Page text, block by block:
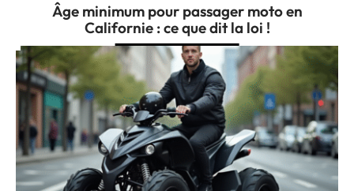
Âge minimum pour passager moto en
Californie : ce que dit la loi !